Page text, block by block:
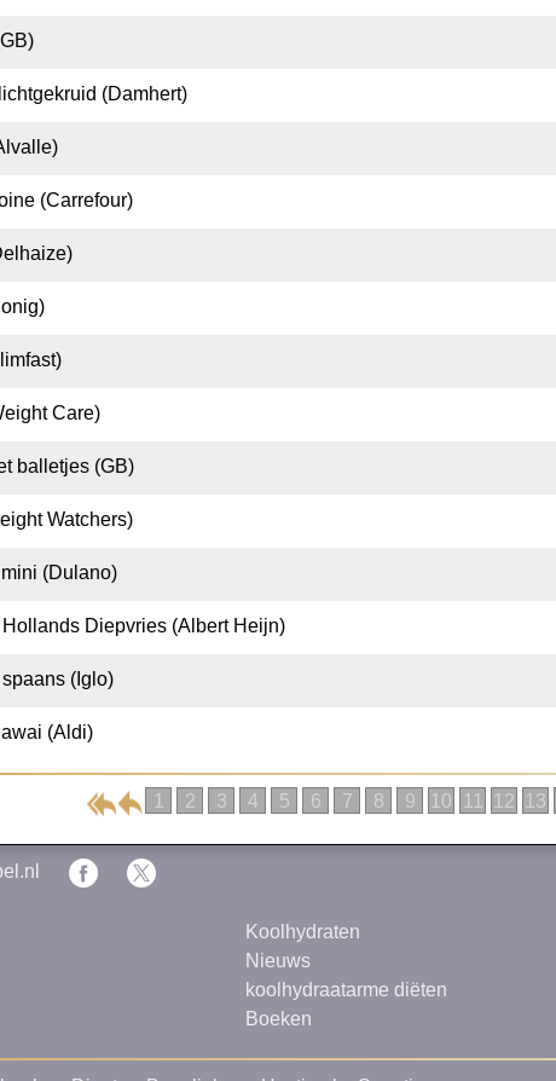
(Damhert)
(Carrefour)
Care)
balletjes (GB)
Watchers)
(Dulano)
Diepvries (Albert Heijn)
(Iglo)
(Aldi)
1 2 3 4 5 6 7 8 9 10 11 12 13
Koolhydraten
Nieuws
koolhydraatarme diëten
Boeken